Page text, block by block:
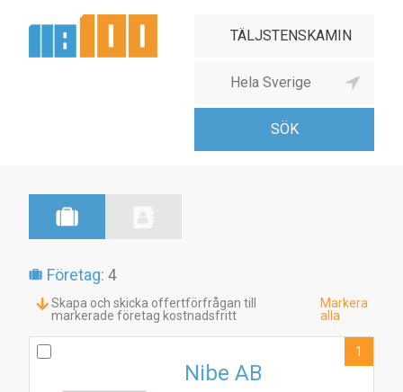
Företag: 4
Skapa och skicka offertförfrågan till
markerade företag kostnadsfritt
Markera
alla
Nibe AB
1